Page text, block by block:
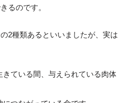
るのです。
2種類あるといいましたが、実は
きている間、与えられている肉体